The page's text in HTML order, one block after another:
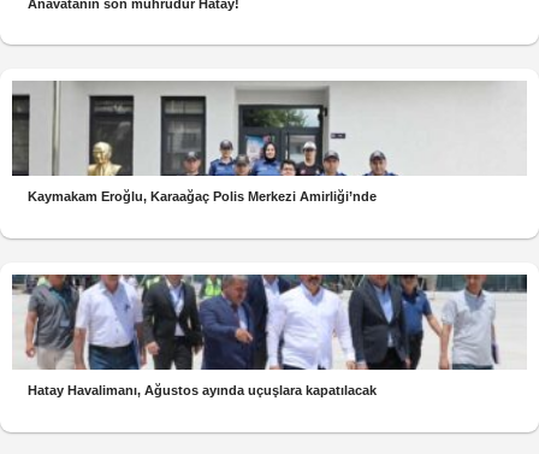
Anavatanın son mührüdür Hatay!
Kaymakam Eroğlu, Karaağaç Polis Merkezi Amirliği’nde
Hatay Havalimanı, Ağustos ayında uçuşlara kapatılacak